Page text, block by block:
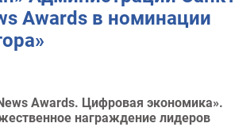
Awards в номинации
Awards. Цифровая экономика».
награждение лидеров